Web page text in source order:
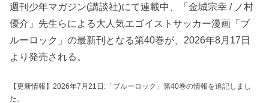
週刊少年マガジン(講談社)にて連載中、「金城宗幸 / ノ村
優介」先生らによる大人気エゴイストサッカー漫画「ブ
ルーロック」の最新刊となる第40巻が、2026年8月17日
より発売される。
【更新情報】2026年7月21日:「ブルーロック」第40巻の情報を追記しまし
た。